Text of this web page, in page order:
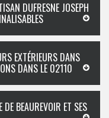
DUFRESNE JOSEPH
EXTÉRIEURS DANS
DANS LE 02110
BEAUREVOIR ET SES